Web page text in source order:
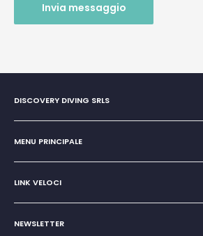
Invia messaggio
DISCOVERY DIVING SRLS
Unipersonale di Giovanni Chiera di Vasco
San Teodoro, Marina di Puntaldia 07052
MENU PRINCIPALE
Home
Super Promo
Marchi
Subacquea
LINK VELOCI
Cerca
Termini e Condizioni
NEWSLETTER